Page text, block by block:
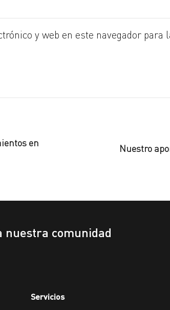
y web en este navegador para
en
Nuestro
nuestra comunidad
Servicios